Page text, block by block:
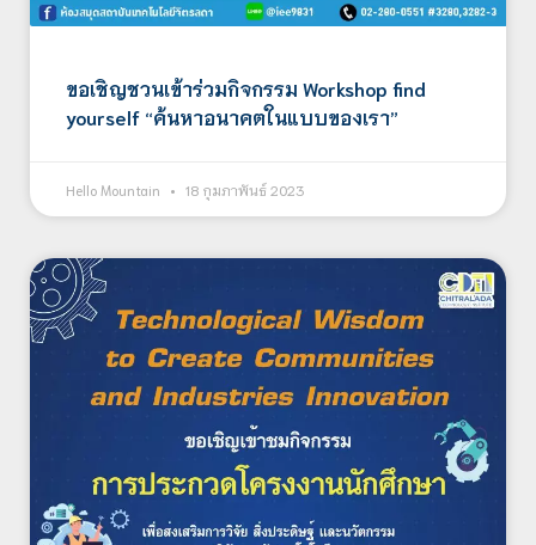
​​​​​​​ขอเชิญชวนเข้าร่วมกิจกรรม Workshop find
yourself “ค้นหาอนาคตในแบบของเรา”
Hello Mountain 18 กุมภาพันธ์ 2023